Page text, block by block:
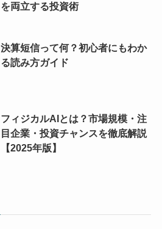
を両立する投資術
決算短信って何？初心者にもわか
る読み方ガイド
フィジカルAIとは？市場規模・注
目企業・投資チャンスを徹底解説
【2025年版】